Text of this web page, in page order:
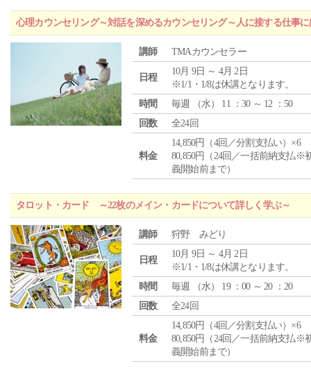
心理カウンセリング～対話を深めるカウンセリング～人に接する仕事
講師 TMAカウンセラー
日程
10月 9日 ～ 4月 2日
※1/1・1/8は休講となります。
時間
毎週 （水） 11 ：30 ～ 12 ：50
回数
全24回
料金
14,850円（4回／分割支払い）×6
80,850円（24回／一括前納支払※
義開始前まで）
タロット・カード ～22枚のメイン・カードについて詳しく学ぶ～
講師 狩野 みどり
日程
10月 9日 ～ 4月 2日
※1/1・1/8は休講となります。
時間
毎週 （水） 19 ：00 ～ 20 ：20
回数
全24回
料金
14,850円（4回／分割支払い）×6
80,850円（24回／一括前納支払※
義開始前まで）